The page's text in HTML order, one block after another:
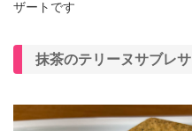
ザートです
抹茶のテリーヌサブレ